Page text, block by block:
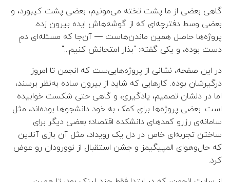
ش
ر
ع
ج
س
ت
ج
👤 سعید اعظم
👤 جواد باقریان
👤 بهاره اختری
👤 داوود میرزایی
👤 فاطمه ابطحی فروشانی
👤 فاطمه منصوری
دروس
ریکاپدیا
رزرو کمد
بوک کلاب
دیسکاشن کلاب
کد کلاب
بوتکمپ بک-اند
بوتکمپ فرانت-اند
غرفه بازی
بوک کلاب
دیسکاشن کلاب
کارگاه گیت‌هاب
دورهمی علمی: لینوکس
رویداد انتقال تجربه
XPCon 2023
سای‌سیتی
آموزش روش‌های انتگرال‌گیری
نامعین
شمارات نشریه
نقد و بررسی فیلم و کتاب
گاهی بعضی از ما پشت تخته می‌مونیم، بعضی پشت کیبورد، و
بعضی وسط دفترچه‌ای که از گوشه‌هاش ایده بیرون زده.
پروژه‌ها حاصل همین ماندن‌هاست — آن‌جا که مسئله‌ای دمِ
دست بوده، و یکی گفته: "بذار امتحانش کنیم..."
در این صفحه، نشانی از پروژه‌هایی‌ست که انجمن تا امروز
درگیرشان بوده. کارهایی که شاید از بیرون ساده به‌نظر برسند،
اما در دلشان تصمیم، یادگیری، و گاهی حتی شکست خوابیده
است. بعضی پروژه‌ها برای کمک به خود دانشجوها بوده‌اند، مثل
سامانه‌ی رزرو کمدهای دانشکده اقتصاد؛ بعضی دیگر برای
ساختن تجربه‌ای خاص در دل یک رویداد، مثل آن بازی آنلاین
که حال‌وهوای المپیگیمز و جشن استقبال از نوورودان رو عوض
کرد.